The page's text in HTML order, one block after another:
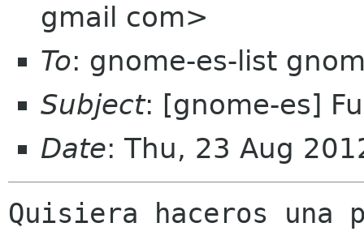
gmail com>
To: gnome-es-list
Subject: [gnome-es]
Date: Thu, 23 Aug
Quisiera haceros una